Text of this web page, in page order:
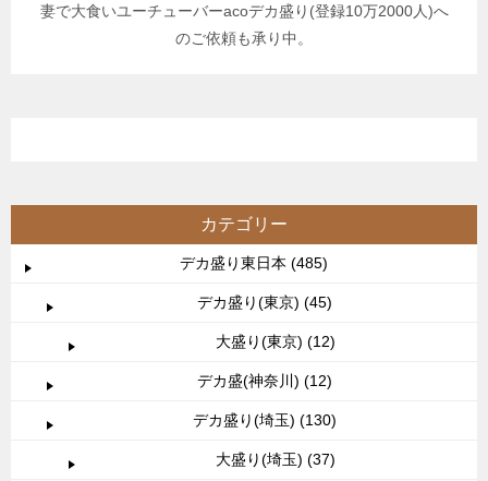
妻で大食いユーチューバーacoデカ盛り(登録10万2000人)へ
のご依頼も承り中。
カテゴリー
デカ盛り東日本 (485)
デカ盛り(東京) (45)
大盛り(東京) (12)
デカ盛(神奈川) (12)
デカ盛り(埼玉) (130)
大盛り(埼玉) (37)